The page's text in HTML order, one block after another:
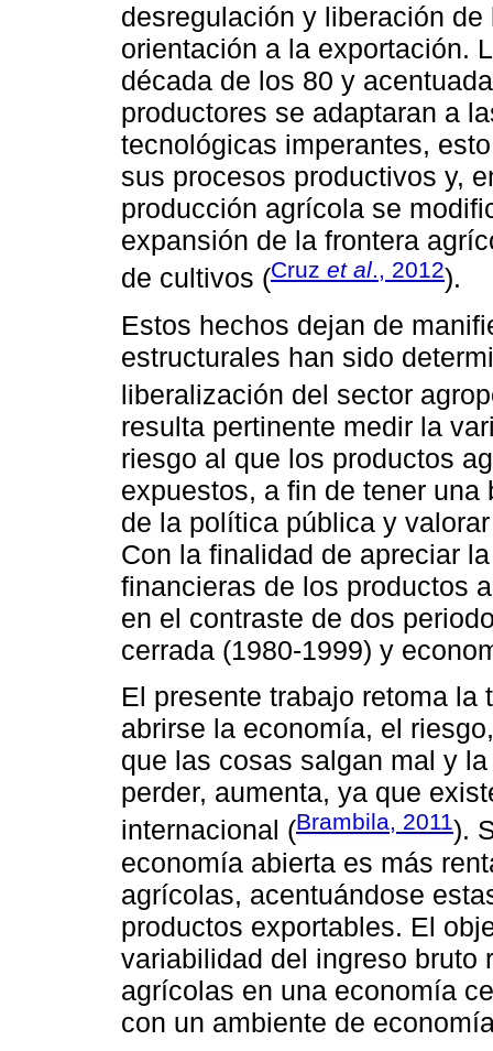
desregulación y liberación
orientación a la exportación.
década de los 80 y
productores se adaptaran a
tecnológicas imperantes,
sus procesos productivos y,
producción agrícola se
expansión de la frontera
de cultivos (Cruz et al., 2012).
Estos hechos dejan de
estructurales han sido
liberalización del sector
resulta pertinente medir la
riesgo al que los productos
expuestos, a fin de tener
de la política pública y
Con la finalidad de apreciar
financieras de los productos
en el contraste de dos
cerrada (1980-1999) y
El presente trabajo retoma
abrirse la economía, el
que las cosas salgan mal y
perder, aumenta, ya que
internacional (Brambila, 2011).
economía abierta es más
agrícolas, acentuándose
productos exportables. El
variabilidad del ingreso bruto
agrícolas en una economía
con un ambiente de